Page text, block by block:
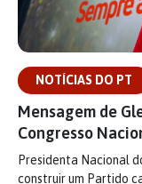
NOTÍCIAS DO PT
Mensagem de
Congresso
Presidenta Nacional
construir um Partido